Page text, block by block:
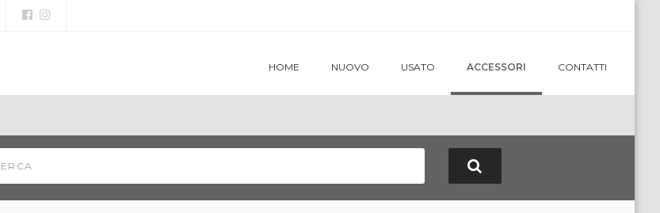
HOME NUOVO USATO ACCESSORI CONTATTI